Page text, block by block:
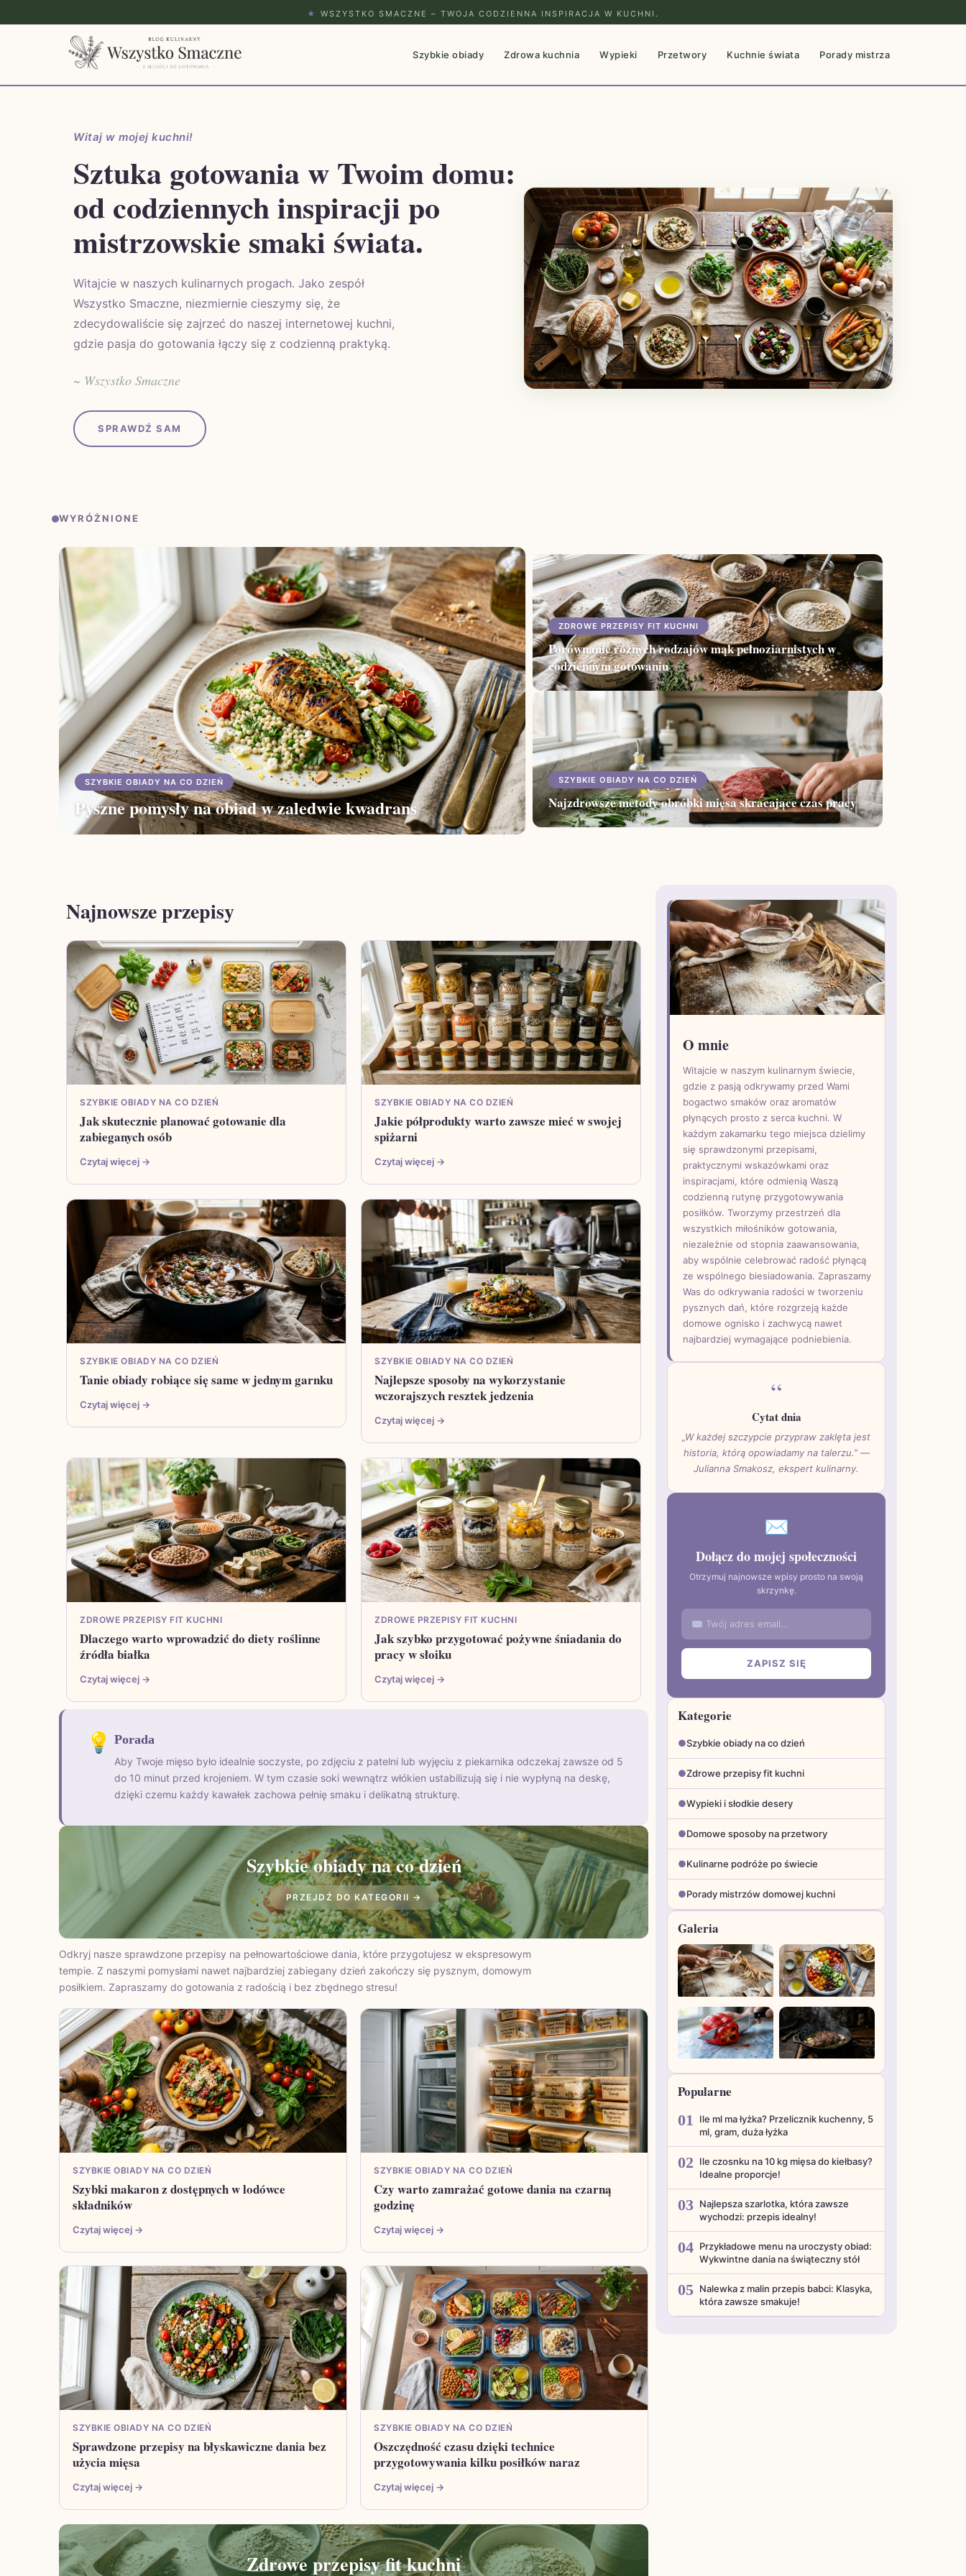
★ WSZYSTKO SMACZNE – TWOJA CODZIENNA INSPIRACJA W KUCHNI.
Szybkie obiady Zdrowa kuchnia Wypieki Przetwory Kuchnie świata Porady mistrza
Witaj w mojej kuchni!
Sztuka gotowania w Twoim domu:
od codziennych inspiracji po
mistrzowskie smaki świata.
Witajcie w naszych kulinarnych progach. Jako zespół
Wszystko Smaczne, niezmiernie cieszymy się, że
zdecydowaliście się zajrzeć do naszej internetowej kuchni,
gdzie pasja do gotowania łączy się z codzienną praktyką.
~ Wszystko Smaczne
SPRAWDŹ SAM
WYRÓŻNIONE
SZYBKIE OBIADY NA CO DZIEŃ
Pyszne pomysły na obiad w zaledwie kwadrans
ZDROWE PRZEPISY FIT KUCHNI
Porównanie różnych rodzajów mąk pełnoziarnistych w
codziennym gotowaniu
SZYBKIE OBIADY NA CO DZIEŃ
Najzdrowsze metody obróbki mięsa skracające czas pracy
Najnowsze przepisy
SZYBKIE OBIADY NA CO DZIEŃ
Jak skutecznie planować gotowanie dla
zabieganych osób
Czytaj więcej →
SZYBKIE OBIADY NA CO DZIEŃ
Jakie półprodukty warto zawsze mieć w swojej
spiżarni
Czytaj więcej →
SZYBKIE OBIADY NA CO DZIEŃ
Tanie obiady robiące się same w jednym garnku
Czytaj więcej →
SZYBKIE OBIADY NA CO DZIEŃ
Najlepsze sposoby na wykorzystanie
wczorajszych resztek jedzenia
Czytaj więcej →
ZDROWE PRZEPISY FIT KUCHNI
Dlaczego warto wprowadzić do diety roślinne
źródła białka
Czytaj więcej →
ZDROWE PRZEPISY FIT KUCHNI
Jak szybko przygotować pożywne śniadania do
pracy w słoiku
Czytaj więcej →
💡 Porada
Aby Twoje mięso było idealnie soczyste, po zdjęciu z patelni lub wyjęciu z piekarnika odczekaj zawsze od 5
do 10 minut przed krojeniem. W tym czasie soki wewnątrz włókien ustabilizują się i nie wypłyną na deskę,
dzięki czemu każdy kawałek zachowa pełnię smaku i delikatną strukturę.
Szybkie obiady na co dzień
PRZEJDŹ DO KATEGORII →
Odkryj nasze sprawdzone przepisy na pełnowartościowe dania, które przygotujesz w ekspresowym
tempie. Z naszymi pomysłami nawet najbardziej zabiegany dzień zakończy się pysznym, domowym
posiłkiem. Zapraszamy do gotowania z radością i bez zbędnego stresu!
SZYBKIE OBIADY NA CO DZIEŃ
Szybki makaron z dostępnych w lodówce
składników
Czytaj więcej →
SZYBKIE OBIADY NA CO DZIEŃ
Czy warto zamrażać gotowe dania na czarną
godzinę
Czytaj więcej →
SZYBKIE OBIADY NA CO DZIEŃ
Sprawdzone przepisy na błyskawiczne dania bez
użycia mięsa
Czytaj więcej →
SZYBKIE OBIADY NA CO DZIEŃ
Oszczędność czasu dzięki technice
przygotowywania kilku posiłków naraz
Czytaj więcej →
Zdrowe przepisy fit kuchni
O mnie
Witajcie w naszym kulinarnym świecie,
gdzie z pasją odkrywamy przed Wami
bogactwo smaków oraz aromatów
płynących prosto z serca kuchni. W
każdym zakamarku tego miejsca dzielimy
się sprawdzonymi przepisami,
praktycznymi wskazówkami oraz
inspiracjami, które odmienią Waszą
codzienną rutynę przygotowywania
posiłków. Tworzymy przestrzeń dla
wszystkich miłośników gotowania,
niezależnie od stopnia zaawansowania,
aby wspólnie celebrować radość płynącą
ze wspólnego biesiadowania. Zapraszamy
Was do odkrywania radości w tworzeniu
pysznych dań, które rozgrzeją każde
domowe ognisko i zachwycą nawet
najbardziej wymagające podniebienia.
“
Cytat dnia
„W każdej szczypcie przypraw zaklęta jest
historia, którą opowiadamy na talerzu.” —
Julianna Smakosz, ekspert kulinarny.
✉
Dołącz do mojej społeczności
Otrzymuj najnowsze wpisy prosto na swoją
skrzynkę.
✉ Twój adres email…
ZAPISZ SIĘ
Kategorie
●Szybkie obiady na co dzień
●Zdrowe przepisy fit kuchni
●Wypieki i słodkie desery
●Domowe sposoby na przetwory
●Kulinarne podróże po świecie
●Porady mistrzów domowej kuchni
Galeria
Popularne
01
Ile ml ma łyżka? Przelicznik kuchenny, 5
ml, gram, duża łyżka
02
Ile czosnku na 10 kg mięsa do kiełbasy?
Idealne proporcje!
03 Najlepsza szarlotka, która zawsze
wychodzi: przepis idealny!
04 Przykładowe menu na uroczysty obiad:
Wykwintne dania na świąteczny stół
05
Nalewka z malin przepis babci: Klasyka,
która zawsze smakuje!